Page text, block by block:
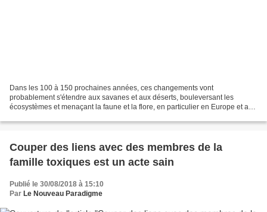
Dans les 100 à 150 prochaines années, ces changements vont
probablement s'étendre aux savanes et aux déserts, bouleversant les
écosystèmes et menaçant la faune et la flore, en particulier en Europe et aux
Couper des liens avec des membres de la
famille toxiques est un acte sain
Publié le 30/08/2018 à 15:10
Par Le Nouveau Paradigme